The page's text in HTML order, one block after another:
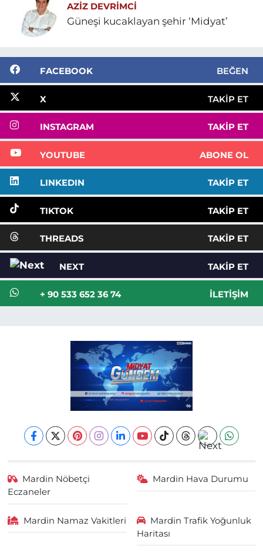
AZIZ DEVRIMCI
Güneşi kucaklayan şehir ‘Midyat’
FACEBOOK BEĞEN
X TAKIP ET
INSTAGRAM TAKIP ET
YOUTUBE ABONE OL
LINKEDIN TAKIP ET
TIKTOK TAKIP ET
THREADS TAKIP ET
NEXT TAKIP ET
+ 90 533 652 36 74 İLETIŞIM
Mardin Nöbetçi
Eczaneler
Mardin Hava Durumu
Mardin Namaz Vakitleri
Mardin Trafik Yoğunluk
Haritası